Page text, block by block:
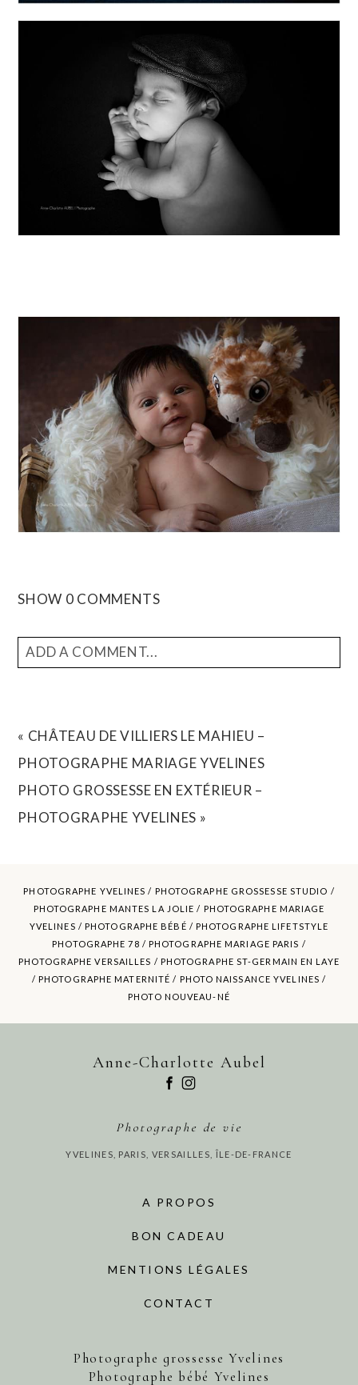
SHOW 0 COMMENTS
ADD A COMMENT...
POST COMMENT
« CHÂTEAU DE VILLIERS LE MAHIEU –
PHOTOGRAPHE MARIAGE YVELINES
PHOTO GROSSESSE EN EXTÉRIEUR –
PHOTOGRAPHE YVELINES »
PHOTOGRAPHE YVELINES / PHOTOGRAPHE GROSSESSE STUDIO /
PHOTOGRAPHE MANTES LA JOLIE / PHOTOGRAPHE MARIAGE
YVELINES / PHOTOGRAPHE BÉBÉ / PHOTOGRAPHE LIFETSTYLE
PHOTOGRAPHE 78 / PHOTOGRAPHE MARIAGE PARIS /
PHOTOGRAPHE VERSAILLES / PHOTOGRAPHE ST-GERMAIN EN LAYE
/ PHOTOGRAPHE MATERNITÉ / PHOTO NAISSANCE YVELINES /
PHOTO NOUVEAU-NÉ
Anne-Charlotte Aubel
Photographe de vie
YVELINES, PARIS, VERSAILLES, ÎLE-DE-FRANCE
A PROPOS
BON CADEAU
MENTIONS LÉGALES
CONTACT
Photographe grossesse Yvelines
Photographe bébé Yvelines